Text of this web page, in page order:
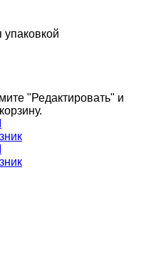
"Редактировать" и